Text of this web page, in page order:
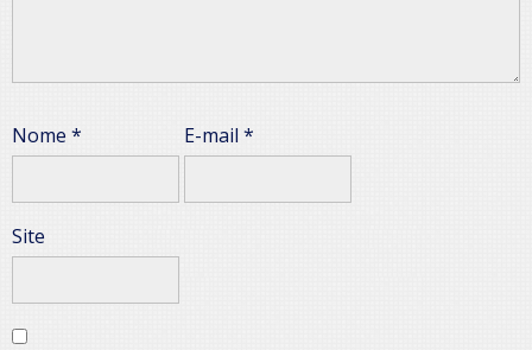
Nome * E-mail *
Site